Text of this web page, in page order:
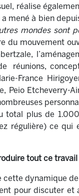
réalise
mené à bien
mondes sont
du mouvement
réunions,
France
Peio Etcheverry-
total plus de
régulière) ce
tout ce travail
cette dynamique
pour discuter et